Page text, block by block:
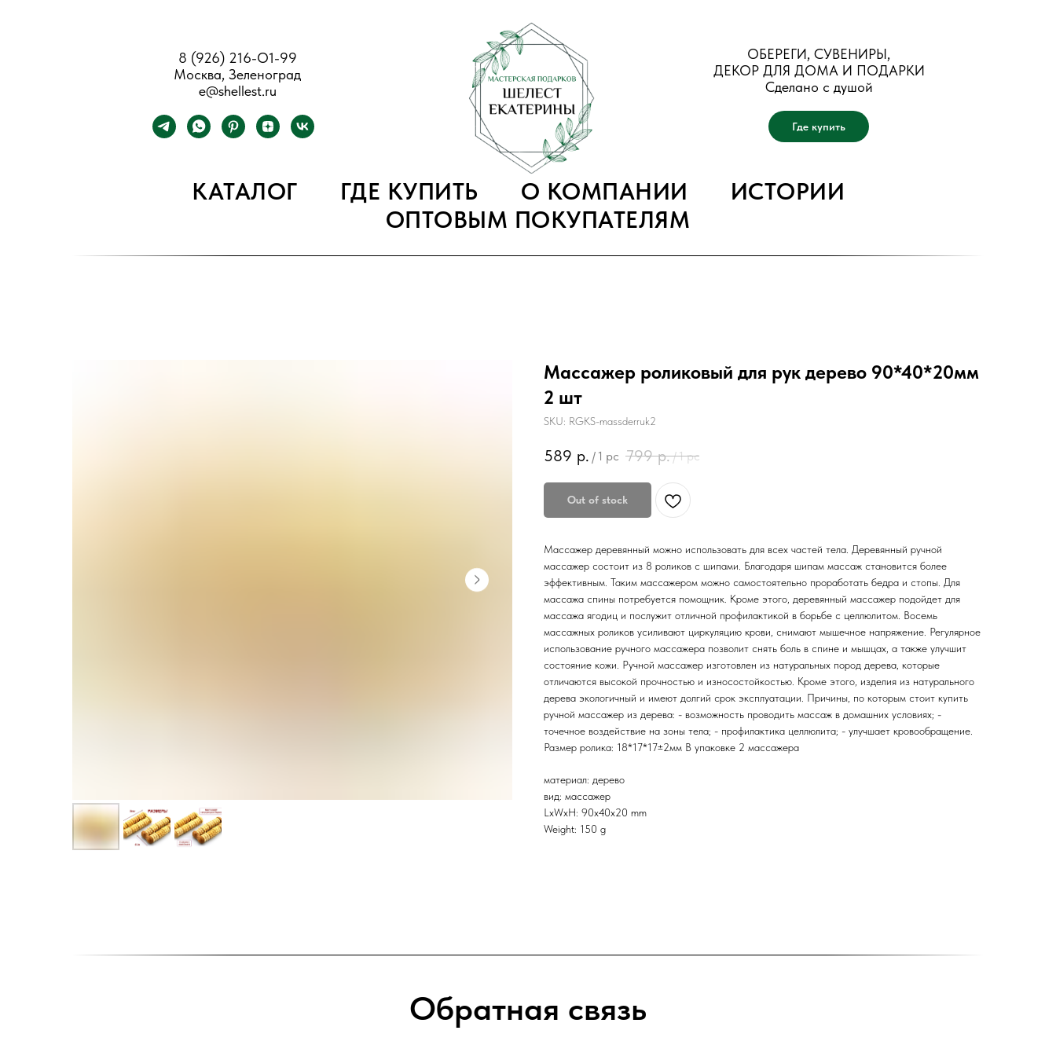
8 (926) 216-О1-99
Москва, Зеленоград
e@shellest.ru
ОБЕРЕГИ, СУВЕНИРЫ,
ДЕКОР ДЛЯ ДОМА И ПОДАРКИ
Сделано с душой
Где купить
КАТАЛОГ ГДЕ КУПИТЬ О КОМПАНИИ
ИСТОРИИ
ОПТОВЫМ ПОКУПАТЕЛЯМ
Массажер роликовый для рук дерево 90*40*20мм
2 шт
SKU: RGKS-massderruk2
589 р. / 1 pc 799 р./1 pc
Out of stock
Массажер деревянный можно использовать для всех частей тела. Деревянный ручной
массажер состоит из 8 роликов с шипами. Благодаря шипам массаж становится более
эффективным. Таким массажером можно самостоятельно проработать бедра и стопы. Для
массажа спины потребуется помощник. Кроме этого, деревянный массажер подойдет для
массажа ягодиц и послужит отличной профилактикой в борьбе с целлюлитом. Восемь
массажных роликов усиливают циркуляцию крови, снимают мышечное напряжение. Регулярное
использование ручного массажера позволит снять боль в спине и мышцах, а также улучшит
состояние кожи. Ручной массажер изготовлен из натуральных пород дерева, которые
отличаются высокой прочностью и износостойкостью. Кроме этого, изделия из натурального
дерева экологичный и имеют долгий срок эксплуатации. Причины, по которым стоит купить
ручной массажер из дерева: - возможность проводить массаж в домашних условиях; -
точечное воздействие на зоны тела; - профилактика целлюлита; - улучшает кровообращение.
Размер ролика: 18*17*17±2мм В упаковке 2 массажера
материал: дерево
вид: массажер
LxWxH: 90x40x20 mm
Weight: 150 g
Обратная связь